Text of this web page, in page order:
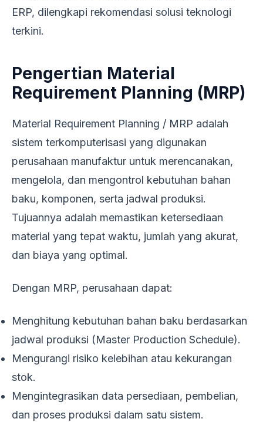
ERP, dilengkapi rekomendasi solusi teknologi
terkini.
Pengertian Material
Requirement Planning (MRP)
Material Requirement Planning / MRP adalah
sistem terkomputerisasi yang digunakan
perusahaan manufaktur untuk merencanakan,
mengelola, dan mengontrol kebutuhan bahan
baku, komponen, serta jadwal produksi.
Tujuannya adalah memastikan ketersediaan
material yang tepat waktu, jumlah yang akurat,
dan biaya yang optimal.
Dengan MRP, perusahaan dapat:
Menghitung kebutuhan bahan baku berdasarkan
jadwal produksi (Master Production Schedule).
Mengurangi risiko kelebihan atau kekurangan
stok.
Mengintegrasikan data persediaan, pembelian,
dan proses produksi dalam satu sistem.